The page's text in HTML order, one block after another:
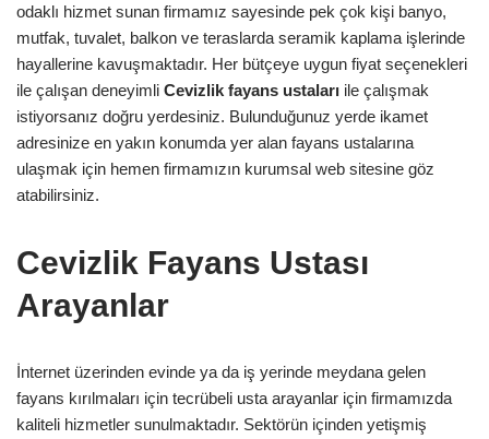
odaklı hizmet sunan firmamız sayesinde pek çok kişi banyo,
mutfak, tuvalet, balkon ve teraslarda seramik kaplama işlerinde
hayallerine kavuşmaktadır. Her bütçeye uygun fiyat seçenekleri
ile çalışan deneyimli Cevizlik fayans ustaları ile çalışmak
istiyorsanız doğru yerdesiniz. Bulunduğunuz yerde ikamet
adresinize en yakın konumda yer alan fayans ustalarına
ulaşmak için hemen firmamızın kurumsal web sitesine göz
atabilirsiniz.
Cevizlik Fayans Ustası
Arayanlar
İnternet üzerinden evinde ya da iş yerinde meydana gelen
fayans kırılmaları için tecrübeli usta arayanlar için firmamızda
kaliteli hizmetler sunulmaktadır. Sektörün içinden yetişmiş